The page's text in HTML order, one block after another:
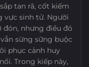
14 Tập 13
10 Tập 9
6 Tập 5
tan rã, cốt kiếm
vực sinh tử. Người
nhưng điều đó
sừng sững buộc
phục cảnh huy
Trong kiếp này,